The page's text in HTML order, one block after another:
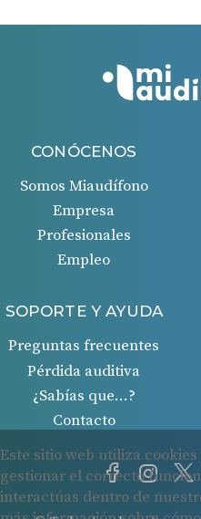
CONÓCENOS
Somos Miaudífono
Empresa
Profesionales
Empleo
SOPORTE Y AYUDA
Preguntas frecuentes
Pérdida auditiva
¿Sabías que…?
Contacto